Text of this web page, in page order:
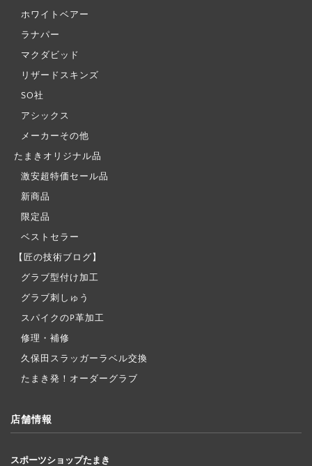
ホワイトベアー
ラナパー
マクダビッド
リザードスキンズ
SO社
アシックス
メーカーその他
たまきオリジナル品
激安超特価セール品
新商品
限定品
ベストセラー
【匠の技術ブログ】
グラブ型付け加工
グラブ刺しゅう
スパイクのP革加工
修理・補修
久保田スラッガーラベル交換
たまき発！オーダーグラブ
店舗情報
スポーツショップたまき